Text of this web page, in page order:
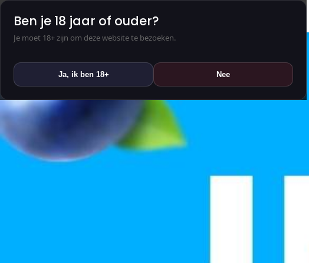
Ben je 18 jaar of ouder?
Je moet 18+ zijn om deze website te bezoeken.
Ja, ik ben 18+ Nee